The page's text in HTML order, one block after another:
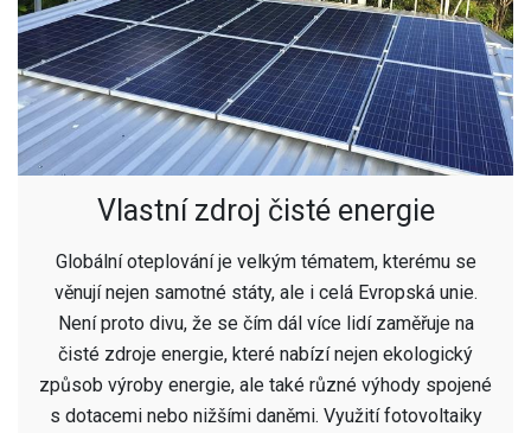
Vlastní zdroj čisté energie
Globální oteplování je velkým tématem, kterému se
věnují nejen samotné státy, ale i celá Evropská unie.
Není proto divu, že se čím dál více lidí zaměřuje na
čisté zdroje energie, které nabízí nejen ekologický
způsob výroby energie, ale také různé výhody spojené
s dotacemi nebo nižšími daněmi. Využití fotovoltaiky